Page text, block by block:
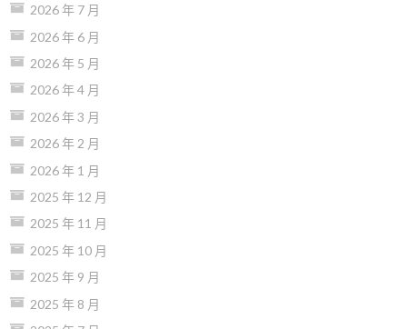
2026 年 7 月
2026 年 6 月
2026 年 5 月
2026 年 4 月
2026 年 3 月
2026 年 2 月
2026 年 1 月
2025 年 12 月
2025 年 11 月
2025 年 10 月
2025 年 9 月
2025 年 8 月